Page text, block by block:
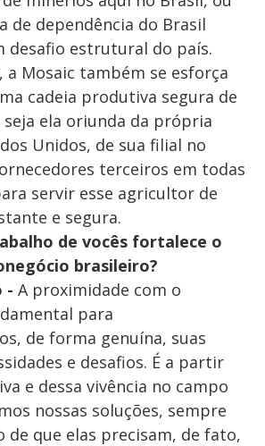
de dependência do Brasil
desafio estrutural do país.
a Mosaic também se esforça
cadeia produtiva segura de
ela oriunda da própria
Unidos, de sua filial no
terceiros em todas
servir esse agricultor de
e segura.
de vocês fortalece o
brasileiro?
- A proximidade com o
para
de forma genuína, suas
e desafios. É a partir
e dessa vivência no campo
nossas soluções, sempre
de que elas precisam, de fato,